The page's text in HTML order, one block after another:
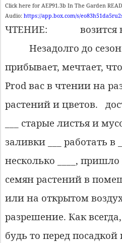
Click here for AEP91.3b In The Garden
Audio: https://app.box.com/s/
ЧТЕНИЕ:
возится
Незадолго до
прибывает, мечтает,
Prod вас в чтении на
растений и цветов.
___ старые листья и
заливки ___ работать в
несколько ____,
семян растений в
или на открытом
разрешение. Как
будь то перед посадкой